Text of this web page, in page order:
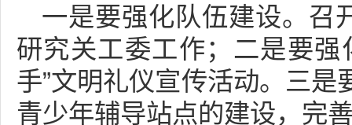
一是要强化队伍建设。召
研究关工委工作；二是要强
手”文明礼仪宣传活动。三
青少年辅导站点的建设，完